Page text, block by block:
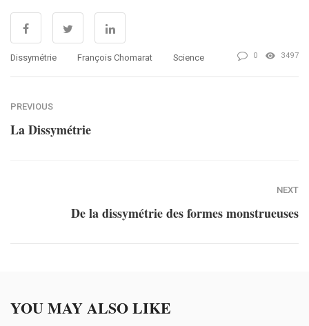
Dissymétrie François Chomarat Science 0 3497
PREVIOUS
La Dissymétrie
NEXT
De la dissymétrie des formes monstrueuses
YOU MAY ALSO LIKE